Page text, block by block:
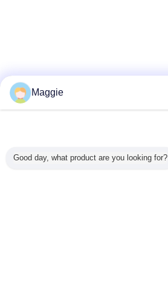
Maggie
Good day, what product are you looking for?